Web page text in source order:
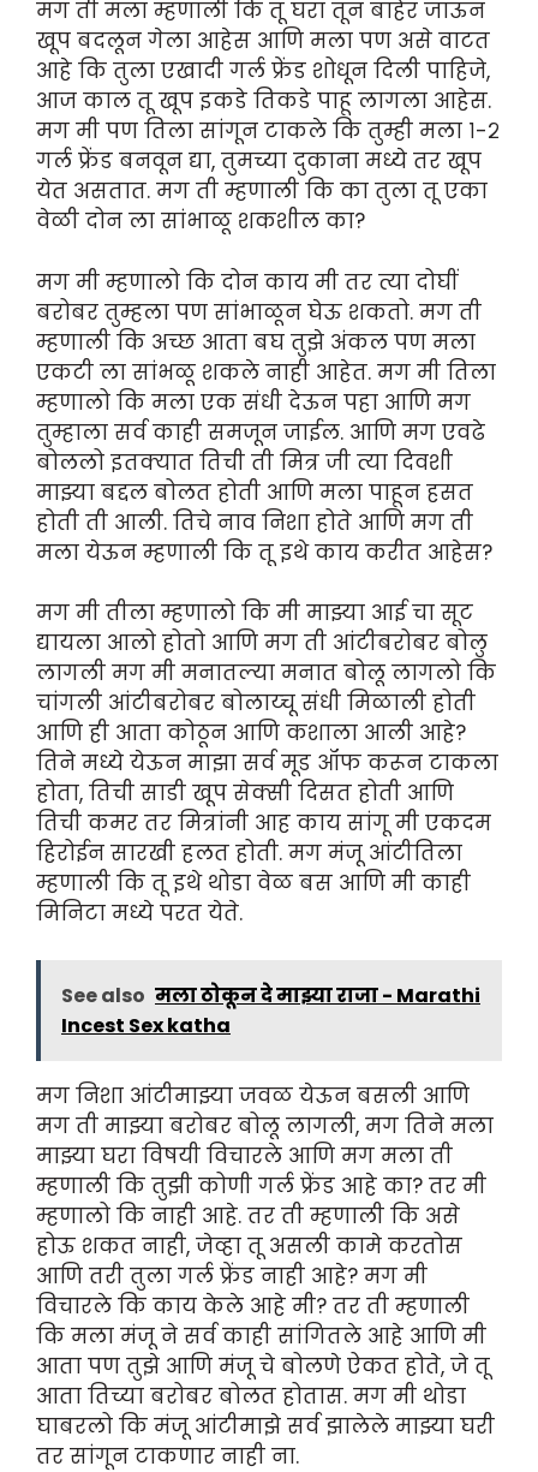
मग ती मला म्हणाली कि तू घरा तून बाहेर जाऊन
खूप बदलून गेला आहेस आणि मला पण असे वाटत
आहे कि तुला एखादी गर्ल फ्रेंड शोधून दिली पाहिजे,
आज काल तू खूप इकडे तिकडे पाहू लागला आहेस.
मग मी पण तिला सांगून टाकले कि तुम्ही मला १-२
गर्ल फ्रेंड बनवून द्या, तुमच्या दुकाना मध्ये तर खूप
येत असतात. मग ती म्हणाली कि का तुला तू एका
वेळी दोन ला सांभाळू शकशील का?
मग मी म्हणालो कि दोन काय मी तर त्या दोघीं
बरोबर तुम्हला पण सांभाळून घेऊ शकतो. मग ती
म्हणाली कि अच्छ आता बघ तुझे अंकल पण मला
एकटी ला सांभळू शकले नाही आहेत. मग मी तिला
म्हणालो कि मला एक संधी देऊन पहा आणि मग
तुम्हाला सर्व काही समजून जाईल. आणि मग एवढे
बोललो इतक्यात तिची ती मित्र जी त्या दिवशी
माझ्या बद्दल बोलत होती आणि मला पाहून हसत
होती ती आली. तिचे नाव निशा होते आणि मग ती
मला येऊन म्हणाली कि तू इथे काय करीत आहेस?
मग मी तीला म्हणालो कि मी माझ्या आई चा सूट
द्यायला आलो होतो आणि मग ती आंटीबरोबर बोलु
लागली मग मी मनातल्या मनात बोलू लागलो कि
चांगली आंटीबरोबर बोलाय्चू संधी मिळाली होती
आणि ही आता कोठून आणि कशाला आली आहे?
तिने मध्ये येऊन माझा सर्व मूड ऑफ करून टाकला
होता, तिची साडी खूप सेक्सी दिसत होती आणि
तिची कमर तर मित्रांनी आह काय सांगू मी एकदम
हिरोईन सारखी हलत होती. मग मंजू आंटीतिला
म्हणाली कि तू इथे थोडा वेळ बस आणि मी काही
मिनिटा मध्ये परत येते.
See also मला ठोकून दे माझ्या राजा - Marathi
Incest Sex katha
मग निशा आंटीमाझ्या जवळ येऊन बसली आणि
मग ती माझ्या बरोबर बोलू लागली, मग तिने मला
माझ्या घरा विषयी विचारले आणि मग मला ती
म्हणाली कि तुझी कोणी गर्ल फ्रेंड आहे का? तर मी
म्हणालो कि नाही आहे. तर ती म्हणाली कि असे
होऊ शकत नाही, जेव्हा तू असली कामे करतोस
आणि तरी तुला गर्ल फ्रेंड नाही आहे? मग मी
विचारले कि काय केले आहे मी? तर ती म्हणाली
कि मला मंजू ने सर्व काही सांगितले आहे आणि मी
आता पण तुझे आणि मंजू चे बोलणे ऐकत होते, जे तू
आता तिच्या बरोबर बोलत होतास. मग मी थोडा
घाबरलो कि मंजू आंटीमाझे सर्व झालेले माझ्या घरी
तर सांगून टाकणार नाही ना.